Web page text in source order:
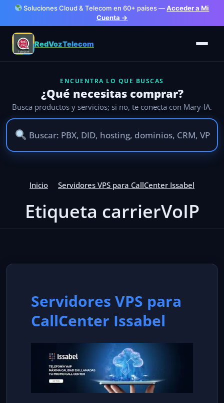
Soluciones Cloud & Telecom en 60+ países —Acceder a Mi
Cuenta →
RedVozTelecom
ENCUENTRA LO QUE BUSCAS
¿Qué necesitas comprar?
Busca productos y servicios; si no, te conecta con Mary-IA.
Inicio Servidores VPS para CallCenter Issabel
Etiqueta carrierVoIP
Servidores VPS para
CallCenter Issabel